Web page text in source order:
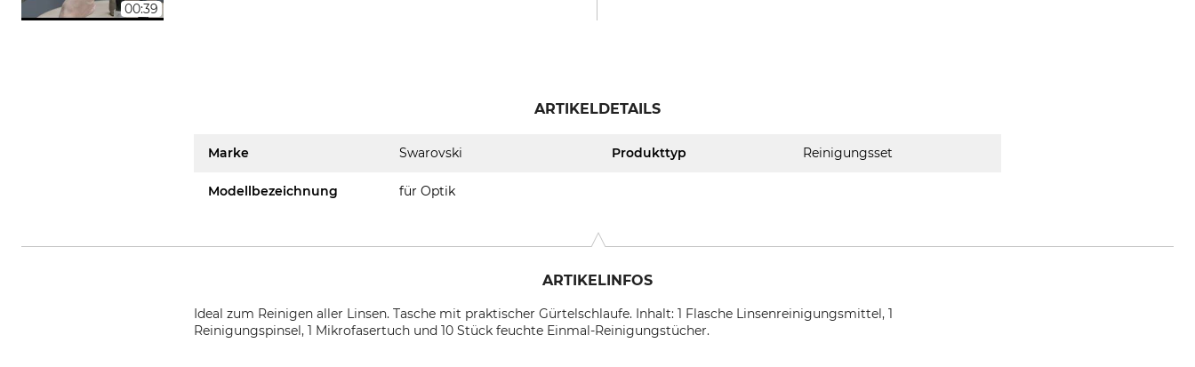
00:39
ARTIKELDETAILS
Marke Swarovski Produkttyp Reinigungsset
Modellbezeichnung für Optik
ARTIKELINFOS
Ideal zum Reinigen aller Linsen. Tasche mit praktischer Gürtelschlaufe. Inhalt: 1 Flasche Linsenreinigungsmittel, 1
Reinigungspinsel, 1 Mikrofasertuch und 10 Stück feuchte Einmal-Reinigungstücher.